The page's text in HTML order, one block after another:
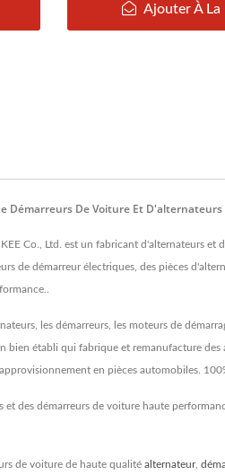
Ajouter À La
Démarreurs De Voiture Et
Co., Ltd. est un fabricant d'alternateurs
de démarreur électriques, des pièces
les démarreurs, les moteurs de
bien établi qui fabrique et remanufacture
en pièces automobiles.
et des démarreurs de voiture haute
de voiture de haute qualité alternateur,